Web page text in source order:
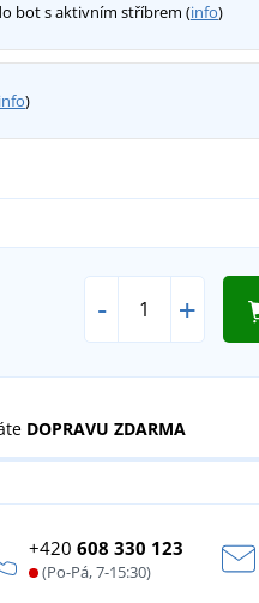
bot s aktivním stříbrem (info)
)
- +
DOPRAVU ZDARMA
+420608 330 123
(Po-Pá, 7-15:30)